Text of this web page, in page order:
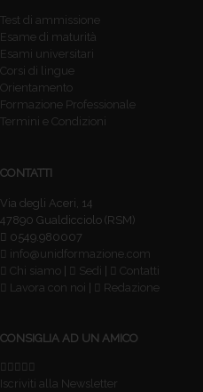
Test di ammissione
Esame di maturità
Esami universitari
Corsi di lingue
Orientamento
Formazione Professionale
Termini e Condizioni
CONTATTI
Via degli Aceri, 14
47890 Gualdicciolo (RSM)
0549.980007
info@unidformazione.com
Chi siamo | Sedi |
Contatti
Lavora con noi | Redazione
CONSIGLIA AD UN AMICO
Iscriviti alla Newsletter